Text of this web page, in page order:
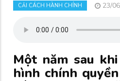
CẢI CÁCH HÀNH CHÍNH 23/
Một năm sau
hình chính